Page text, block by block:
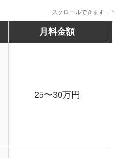
スクロールできます
月料金額
25〜30万円